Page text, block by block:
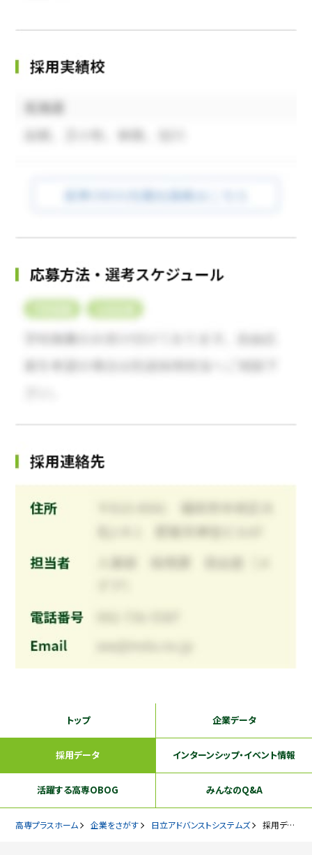
トップ 企業データ
採用データ インターンシップ・イベント情報
活躍する高専OBOG みんなのQ&A
高専プラスホーム 企業をさがす 日立アドバンストシステムズ 採用データ